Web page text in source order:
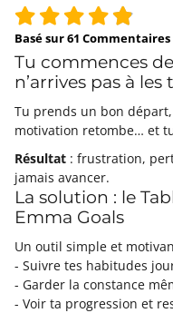
Basé sur61 Commentaires
Tu commences
n’arrives pas à les
Tu prends un bon
motivation retombe… et
Résultat : frustration,
jamais avancer.
La solution : le
Emma Goals
Un outil simple et
- Suivre tes habitudes
- Garder la constance
- Voir ta progression et